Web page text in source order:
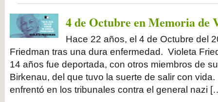
4 de Octubre en Memoria de
Hace 22 años, el 4 de Octubre del
Friedman tras una dura enfermedad. Violeta
14 años fue deportada, con otros miembros de
Birkenau, del que tuvo la suerte de salir con
enfrentó en los tribunales contra el general nazi